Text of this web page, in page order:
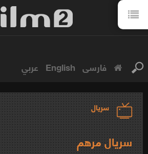
فارسی English عربي
سریال
سریال مرهم